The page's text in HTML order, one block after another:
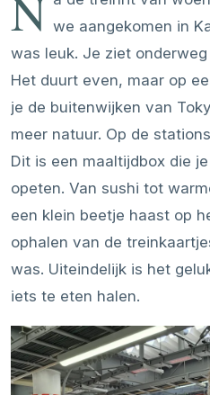
we aangekomen in
was leuk. Je ziet
Het duurt even, maar op
je de buitenwijken van
meer natuur. Op de
Dit is een maaltijdbox die
opeten. Van sushi tot
een klein beetje haast op
ophalen van de
was. Uiteindelijk is het
iets te eten halen.